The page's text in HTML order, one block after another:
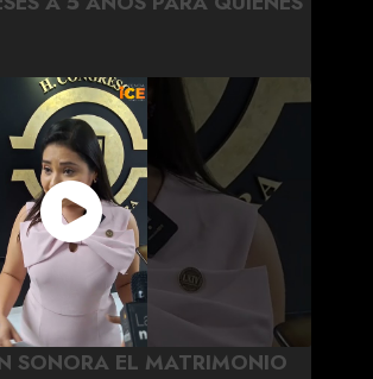
SONORA EL MATRIMONIO